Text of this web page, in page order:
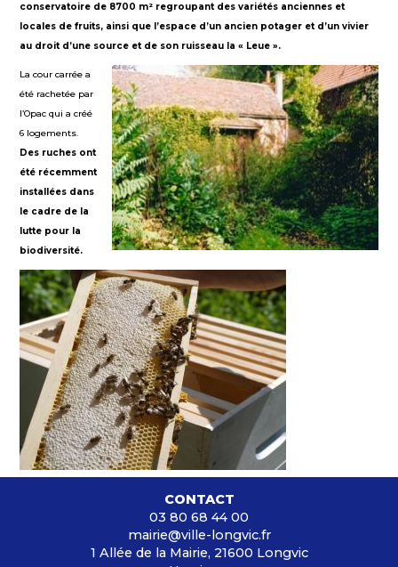
conservatoire de 8700 m² regroupant des variétés anciennes et
locales de fruits, ainsi que l’espace d’un ancien potager et d’un vivier
au droit d’une source et de son ruisseau la « Leue ».
La cour carrée a
été rachetée par
l’Opac qui a créé
6 logements.
Des ruches ont
été récemment
installées dans
le cadre de la
lutte pour la
biodiversité.
CONTACT
03 80 68 44 00
mairie@ville-longvic.fr
1 Allée de la Mairie, 21600 Longvic